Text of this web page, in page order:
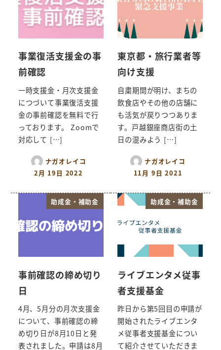
事業復活支援金の事
前確認
一時支援金・月次支援金
につづいて事業復活支援
金の事前確認を無料で行
っております。 Zoomで
対応して […]
ナガオレイコ
2月 19日 2022
東京都・旅行業者等
向け支援
自粛期間が明け、まちの
飲食店やその他の店舗に
も活気が戻りつつありま
す。戸越銀座商店街の土
日の混みよう […]
ナガオレイコ
11月 9日 2021
助成金・補助金
事前確認の締め切り
日
4月、5月分の月次支援金
について、事前確認の締
め切り日が8月10日と発
表されました。申請は8月
助成金・補助金
ライブエンタメ従事
者支援基金
昨日から第5回目の申請が
開始されたライブエンタ
メ従事者支援基金につい
て紹介させていただきま